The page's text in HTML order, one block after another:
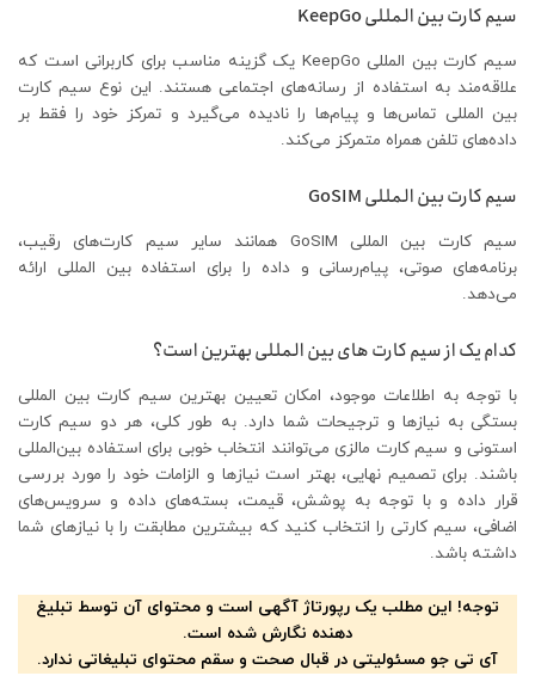
سیم کارت بین المللی KeepGo
سیم کارت بین المللی KeepGo یک گزینه مناسب برای کاربرانی است که
علاقه‌مند به استفاده از رسانه‌های اجتماعی هستند. این نوع سیم کارت
بین المللی تماس‌ها و پیام‌ها را نادیده می‌گیرد و تمرکز خود را فقط بر
داده‌های تلفن همراه متمرکز می‌کند.
سیم کارت بین المللی GoSIM
سیم کارت بین المللی GoSIM همانند سایر سیم کارت‌های رقیب،
برنامه‌های صوتی، پیام‌رسانی و داده را برای استفاده بین المللی ارائه
می‌دهد.
کدام یک از سیم کارت های بین المللی بهترین است؟
با توجه به اطلاعات موجود، امکان تعیین بهترین سیم کارت بین المللی
بستگی به نیازها و ترجیحات شما دارد. به طور کلی، هر دو سیم کارت
استونی و سیم کارت مالزی می‌توانند انتخاب خوبی برای استفاده بین‌المللی
باشند. برای تصمیم نهایی، بهتر است نیازها و الزامات خود را مورد بررسی
قرار داده و با توجه به پوشش، قیمت، بسته‌های داده و سرویس‌های
اضافی، سیم کارتی را انتخاب کنید که بیشترین مطابقت را با نیازهای شما
داشته باشد.
توجه! این مطلب یک رپورتاژ آگهی است و محتوای آن توسط تبلیغ
دهنده نگارش شده است.
آی تی جو مسئولیتی در قبال صحت و سقم محتوای تبلیغاتی ندارد.